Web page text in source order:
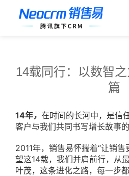
14载同行：以数智
篇
14年， 在时间的长河中，是信
客户与我们共同书写增长故事的
2011年，销售易怀揣着“让销售
望这14载，我们并肩前行，从
叶茂，这条进化之路，每一步